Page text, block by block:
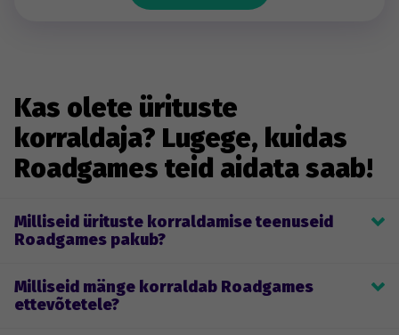
Kas olete ürituste
korraldaja? Lugege, kuidas
Roadgames teid aidata saab!
Milliseid ürituste korraldamise teenuseid
Roadgames pakub?
temaatiliste firmaürituste ja meeskonnatöö mängude
kavandamist ja läbiviimist. Kliendid saavad valida juba valminud
Milliseid mänge korraldab Roadgames
ettevõtetele?